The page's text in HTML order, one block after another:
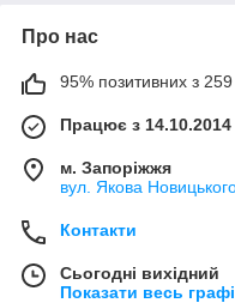
Про нас
95% позитивних з 259
Працює з 14.10.2014
м. Запоріжжя
вул. Якова
Контакти
Сьогодні вихідний
Показати весь